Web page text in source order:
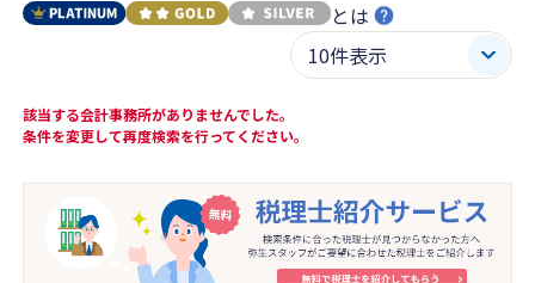
とは
該当する会計事務所がありませんでした。
条件を変更して再度検索を行ってください。